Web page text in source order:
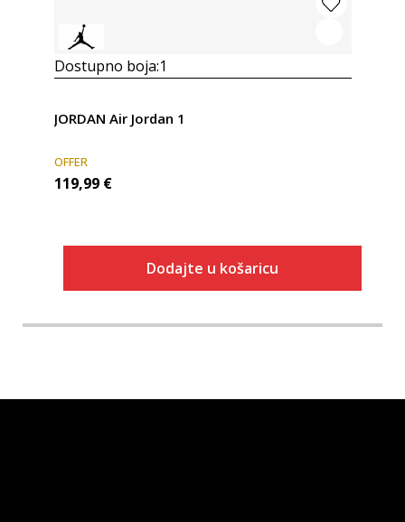
Dostupno boja:1
JORDAN Air Jordan 1
OFFER
119,99 €
Dodajte u košaricu